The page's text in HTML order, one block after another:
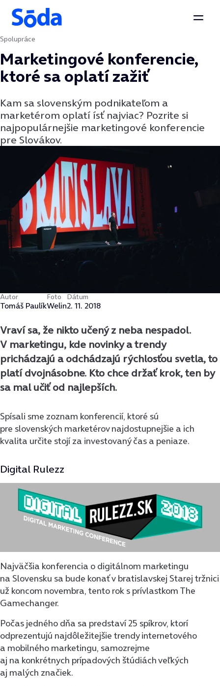
Preskočiť na obsah
Spolupráce
Marketingové konferencie,
ktoré sa oplatí zažiť
Kam sa slovenským podnikateľom a
marketérom oplatí ísť najviac? Pozrite si
najpopulárnejšie marketingové konferencie
pre Slovákov.
Autor
Tomáš Paulík
Foto
Welin
Dátum
2. 11. 2018
Vraví sa, že nikto učený z neba nespadol.
V marketingu, kde novinky a trendy
prichádzajú a odchádzajú rýchlosťou svetla, to
platí dvojnásobne. Kto chce držať krok, ten by
sa mal učiť od najlepších.
Spísali sme zoznam konferencií, ktoré sú
pre slovenských marketérov najdostupnejšie a ich
kvalita určite stojí za investovaný čas a peniaze.
Digital Rulezz
Najväčšia konferencia o digitálnom marketingu
na Slovensku sa bude konať v bratislavskej Starej tržnici
už koncom novembra, tento rok s prívlastkom The
Gamechanger.
Počas jedného dňa sa predstaví 25 spíkrov, ktorí
odprezentujú najdôležitejšie trendy internetového
a mobilného marketingu, samozrejme
aj na konkrétnych prípadových štúdiách veľkých
aj malých značiek.